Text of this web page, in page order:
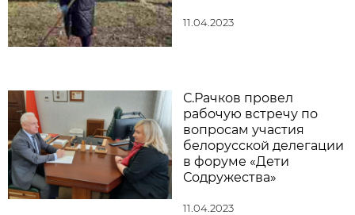
11.04.2023
С.Рачков провел
рабочую встречу по
вопросам участия
белорусской делегации
в форуме «Дети
Содружества»
11.04.2023